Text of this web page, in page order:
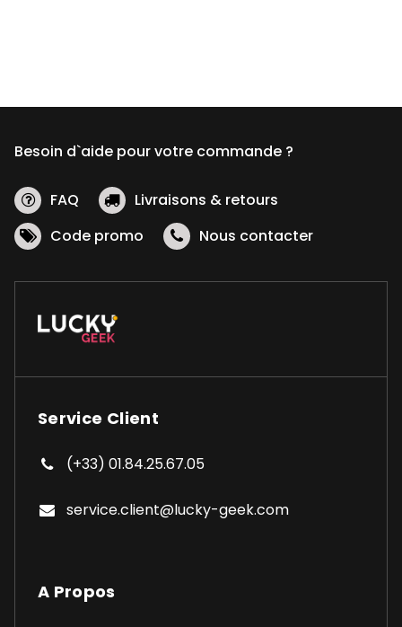
Besoin d`aide pour votre commande ?
FAQ
Livraisons & retours
Code promo
Nous contacter
Service Client
(+33) 01.84.25.67.05
service.client@lucky-geek.com
A Propos